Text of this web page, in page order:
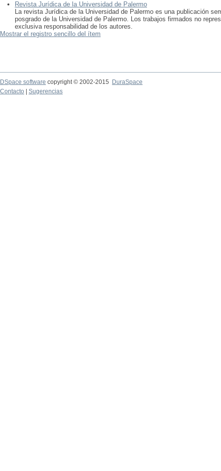
Revista Jurídica de la Universidad de Palermo
La revista Jurídica de la Universidad de Palermo es una publicación
posgrado de la Universidad de Palermo. Los trabajos firmados no
exclusiva responsabilidad de los autores.
Mostrar el registro sencillo del ítem
DSpace software copyright © 2002-2015
DuraSpace
Contacto
Sugerencias